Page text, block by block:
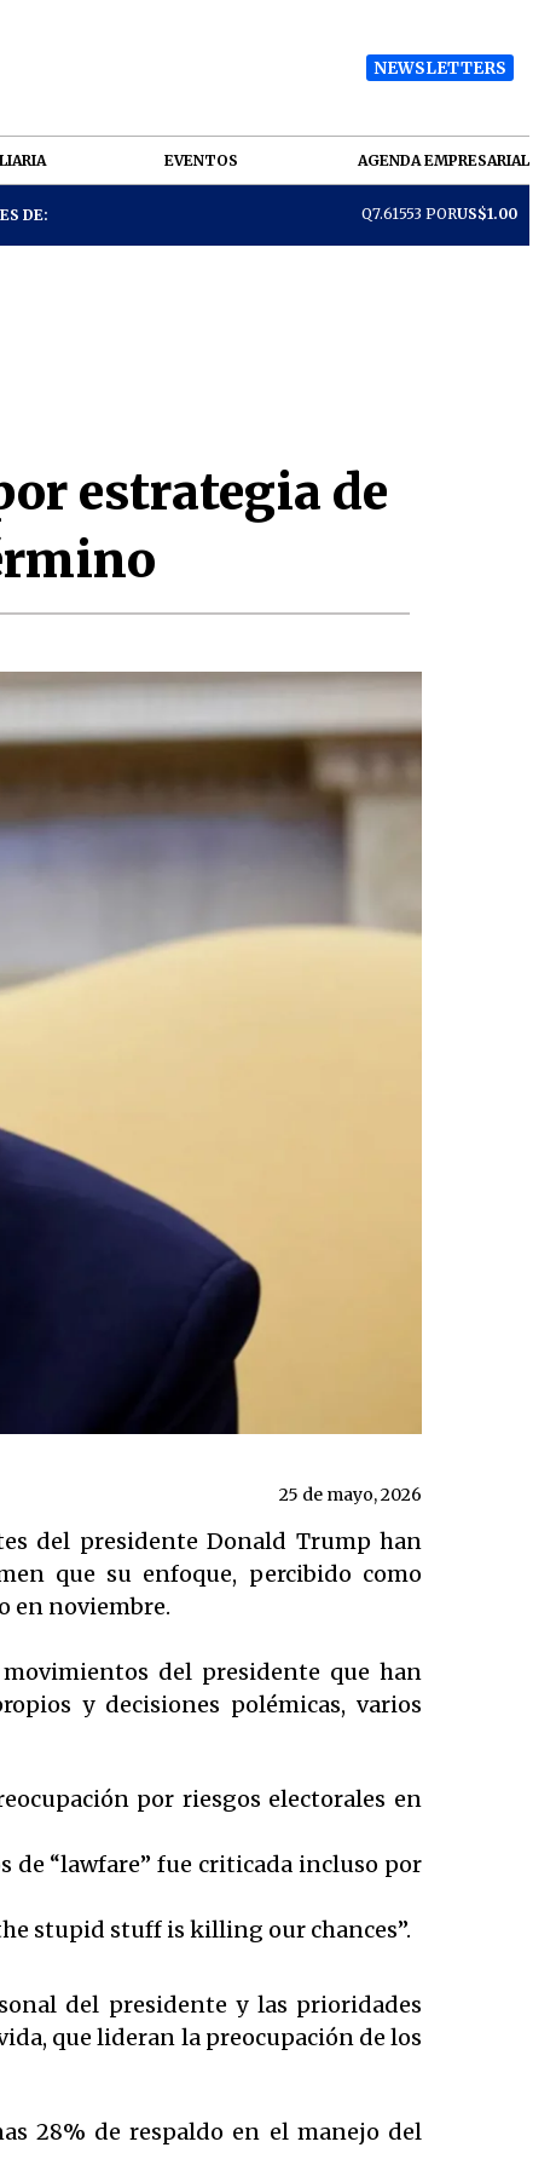
NEWSLETTERS
EVENTOS AGENDA EMPRESARIAL
DE: Q7.61553 PORUS$1.00
estrategia de
25 de mayo, 2026
del presidente Donald Trump han
que su enfoque, percibido como
en noviembre.
del presidente que han
y decisiones polémicas, varios
por riesgos electorales en
de “lawfare” fue criticada incluso por
stupid stuff is killing our chances”.
del presidente y las prioridades
que lideran la preocupación de los
28% de respaldo en el manejo del